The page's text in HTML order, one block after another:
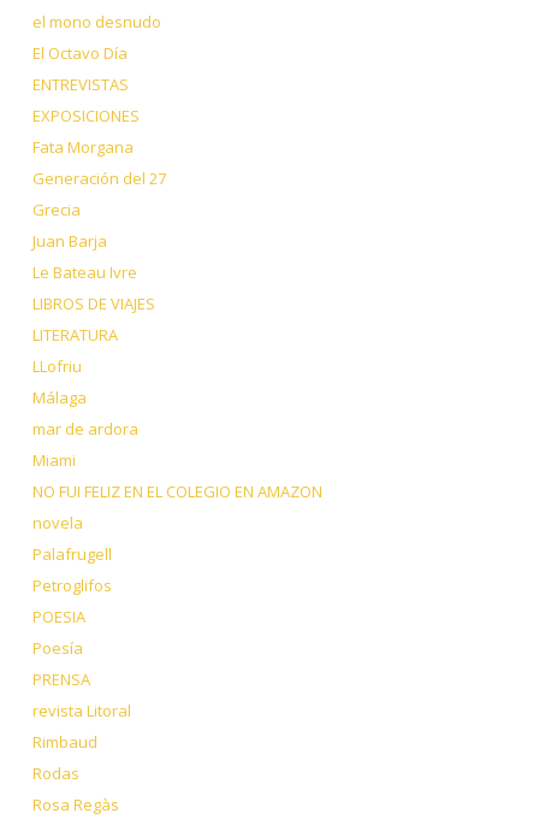
el mono desnudo
El Octavo Día
ENTREVISTAS
EXPOSICIONES
Fata Morgana
Generación del 27
Grecia
Juan Barja
Le Bateau Ivre
LIBROS DE VIAJES
LITERATURA
LLofriu
Málaga
mar de ardora
Miami
NO FUI FELIZ EN EL COLEGIO EN AMAZON
novela
Palafrugell
Petroglifos
POESIA
Poesía
PRENSA
revista Litoral
Rimbaud
Rodas
Rosa Regàs